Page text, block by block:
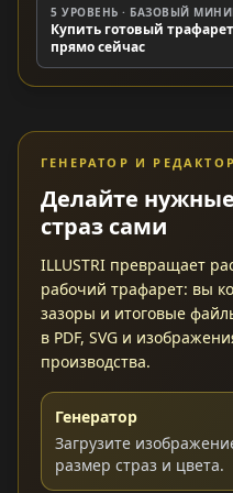
5 УРОВЕНЬ · БАЗОВЫЙ
Купить готовый
прямо сейчас
ГЕНЕРАТОР И
Делайте
страз сами
ILLUSTRI превращает
рабочий трафарет: вы
зазоры и итоговые
в PDF, SVG и
производства.
Генератор
Загрузите
размер страз и цвета.